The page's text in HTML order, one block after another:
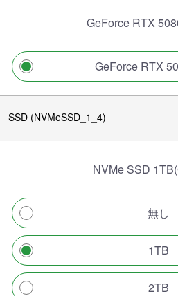
GeForce RTX
GeForce RTX
SSD (NVMeSSD_1_4)
NVMe SSD
無し
1TB
2TB